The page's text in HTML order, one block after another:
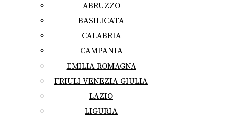
ABRUZZO
BASILICATA
CALABRIA
CAMPANIA
EMILIA ROMAGNA
FRIULI VENEZIA GIULIA
LAZIO
LIGURIA